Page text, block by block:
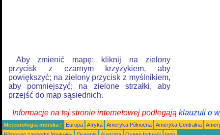
Aby zmienić mapę: kliknij na zielony
przycisk z czarnym krzyżykiem, aby
powiększyć; na zielony przycisk z myślnikiem,
aby pomniejszyć; na zielone strzałki, aby
przejść do map sąsiednich.
Informacje na tej stronie internetowej podlegają klauzuli o
Meteorologia morska : Europa Afryka Ameryka Północna Ameryka Centralna